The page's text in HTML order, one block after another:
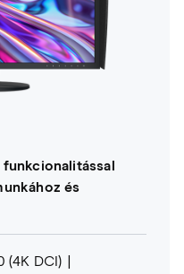
és
(4K DCI)